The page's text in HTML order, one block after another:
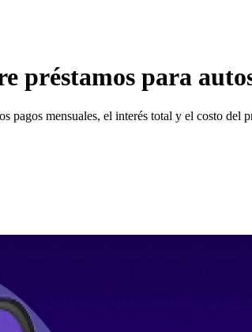
préstamos para
pagos mensuales, el interés total y el costo